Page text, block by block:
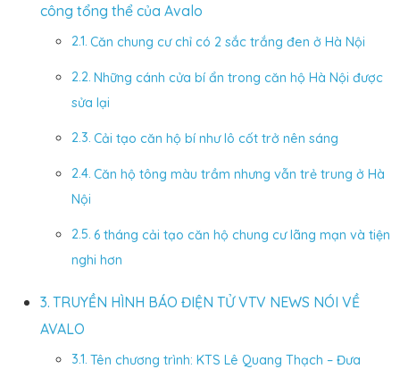
công tổng thể của Avalo
Căn chung cư chỉ có 2 sắc trắng đen ở Hà Nội
Những cánh cửa bí ẩn trong căn hộ Hà Nội được
sửa lại
Cải tạo căn hộ bí như lô cốt trở nên sáng
Căn hộ tông màu trầm nhưng vẫn trẻ trung ở Hà
Nội
6 tháng cải tạo căn hộ chung cư lãng mạn và tiện
nghi hơn
TRUYỀN HÌNH BÁO ĐIỆN TỬ VTV NEWS NÓI VỀ
AVALO
Tên chương trình: KTS Lê Quang Thạch – Đưa